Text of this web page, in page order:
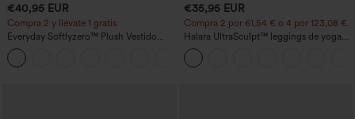
€40,95 EUR
Compra 2 y llévate 1 gratis
Everyday Softlyzero™ Plush Vestido
deportivo sin espalda 2 en 1
acampanado -Wannabe -Easy Peezy
€35,95 EUR
Compra 2 por 61,54 € o 4 por 123,08 €.
Halara UltraSculpt™ leggings de yoga
bootcut de talle alto con control
abdominal, efecto moldeador y bolsillos